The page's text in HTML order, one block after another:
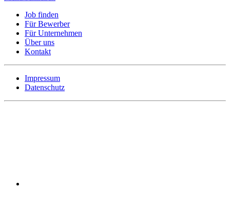
Job finden
Für Bewerber
Für Unternehmen
Über uns
Kontakt
Impressum
Datenschutz